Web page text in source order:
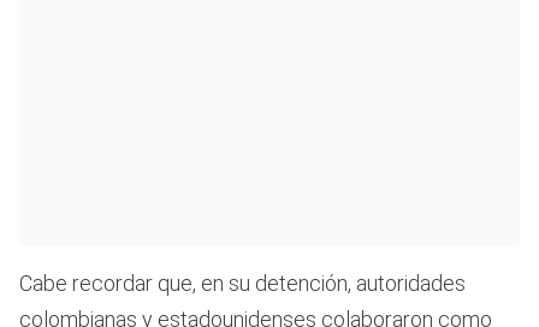
Cabe recordar que, en su detención, autoridades
colombianas y estadounidenses colaboraron como